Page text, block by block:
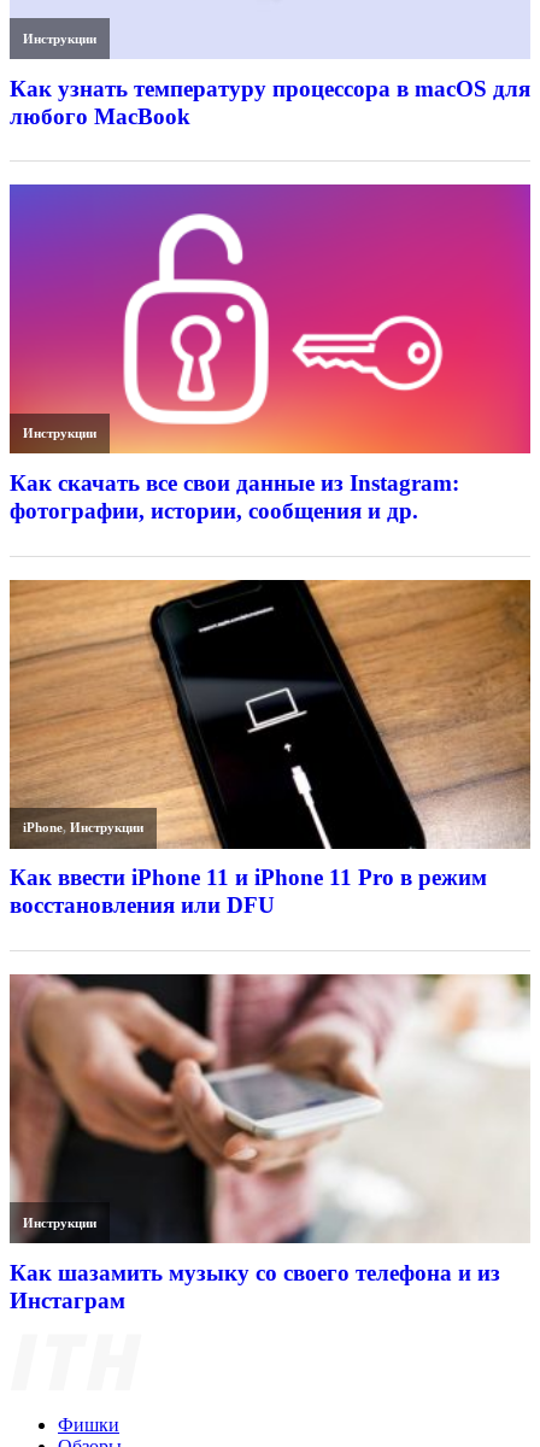
Инструкции
Как узнать температуру процессора в macOS для
любого MacBook
Инструкции
Как скачать все свои данные из Instagram:
фотографии, истории, сообщения и др.
iPhone,Инструкции
Как ввести iPhone 11 и iPhone 11 Pro в режим
восстановления или DFU
Инструкции
Как шазамить музыку со своего телефона и из
Инстаграм
Фишки